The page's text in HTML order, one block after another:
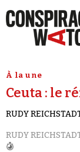
À la une
Ceuta : le
RUDY
RUDY